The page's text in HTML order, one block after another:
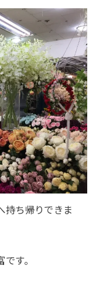
持ち帰りできま
す。